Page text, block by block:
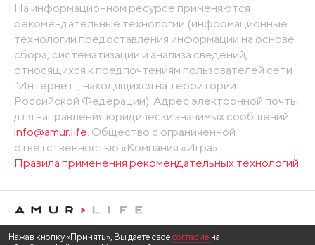
На информационном ресурсе применяются
рекомендательные технологии (информационные
технологии предоставления информации на основе
сбора, систематизации и анализа сведений,
относящихся к предпочтениям пользователей сети
"Интернет", находящихся на территории
Российской Федерации). Адрес электронной почты
для направления юридически значимых сообщений:
info@amur.life. Общество с ограниченной
ответственностью «Компания «Игра».
Правила применения рекомендательных технологий
Нажав кнопку «Принять», Вы даете свое согласие на